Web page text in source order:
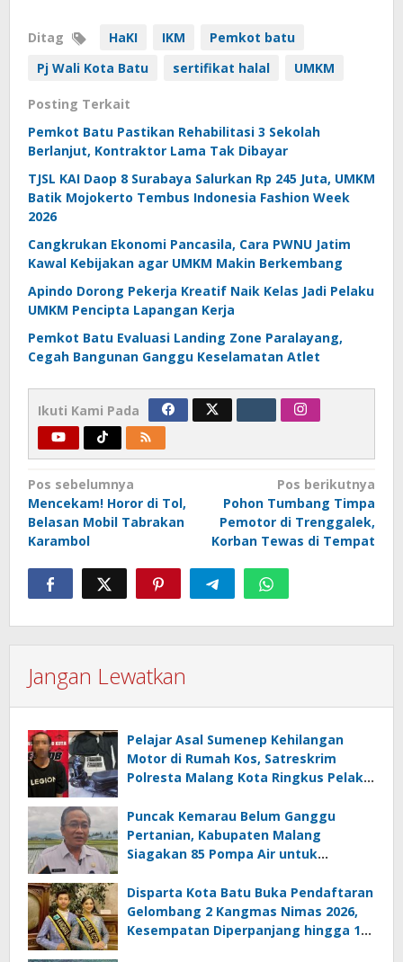
Ditag HaKI IKM
Pemkot batu
Pj Wali Kota Batu
sertifikat halal UMKM
Posting Terkait
Pemkot Batu Pastikan Rehabilitasi 3 Sekolah
Berlanjut, Kontraktor Lama Tak Dibayar
TJSL KAI Daop 8 Surabaya Salurkan Rp 245 Juta, UMKM
Batik Mojokerto Tembus Indonesia Fashion Week
2026
Cangkrukan Ekonomi Pancasila, Cara PWNU Jatim
Kawal Kebijakan agar UMKM Makin Berkembang
Apindo Dorong Pekerja Kreatif Naik Kelas Jadi Pelaku
UMKM Pencipta Lapangan Kerja
Pemkot Batu Evaluasi Landing Zone Paralayang,
Cegah Bangunan Ganggu Keselamatan Atlet
Ikuti Kami Pada
Navigasi
pos
Pos sebelumnya
Mencekam! Horor di Tol,
Belasan Mobil Tabrakan
Karambol
Pos berikutnya
Pohon Tumbang Timpa
Pemotor di Trenggalek,
Korban Tewas di Tempat
Jangan Lewatkan
Pelajar Asal Sumenep Kehilangan
Motor di Rumah Kos, Satreskrim
Polresta Malang Kota Ringkus Pelaku
Puncak Kemarau Belum Ganggu
Pertanian, Kabupaten Malang
Siagakan 85 Pompa Air untuk
Disparta Kota Batu Buka Pendaftaran
Gelombang 2 Kangmas Nimas 2026,
Kesempatan Diperpanjang hingga 15